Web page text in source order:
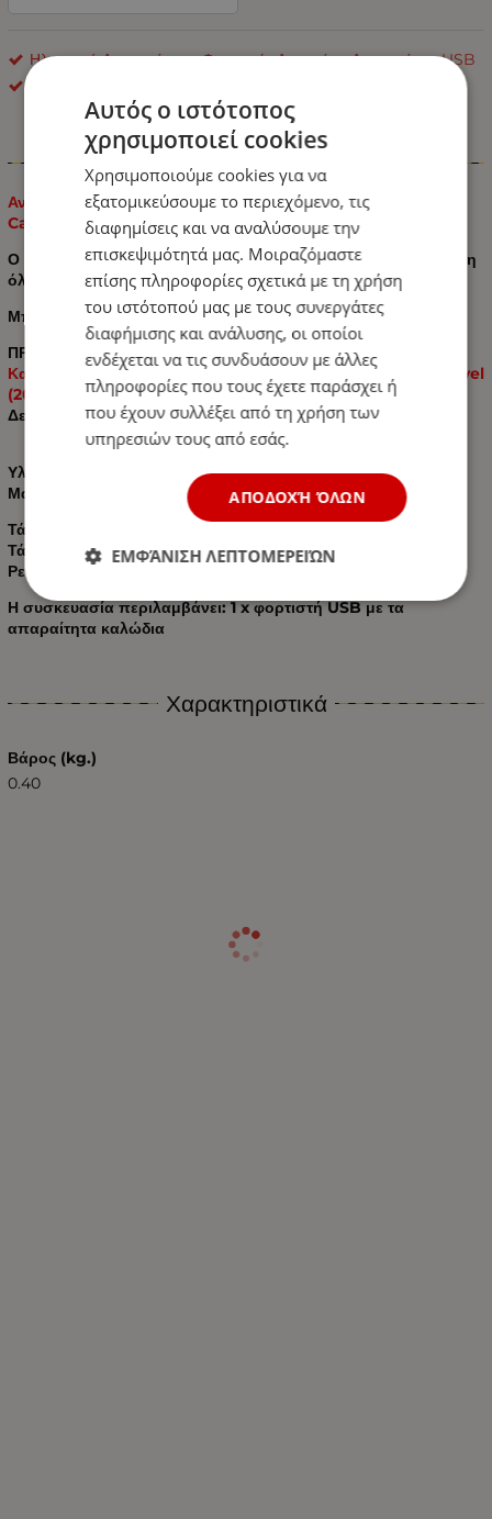
Ηλεκτρικά Αυτοκινήτου - Φορτιστές Αναπτήρα Αυτοκινήτου USB
Πληροφορίες
Αντάπτορας Διπλός USB για Volkswagen VW Transporter
Caravelle Т5 2003 - 2009
Ο φορτιστής έχει ρεύμα εξόδου 4,2 A, κατάλληλος για φόρτιση
όλων των ειδών τηλεφώνων / tablet
Μπλε οπίσθιο φωτισμό LED
ΠΡΟΣΔΙΟΡΙΣΜΟΣ:
Κατάλληλο για Volkswagen Transporter T5 Caravelle Caravel
(2003 - 2009/2010)
Δεν ταιριάζει στις παραλλαγές T5.1 (2009/2011) ή MULTIVAN
Υλικό: πλαστικό ABS
Μαύρο χρώμα
Τάση εισόδου: DC 12V
Τάση εξόδου: DC 5V
Ρεύμα εξόδου: 4,2A
Η συσκευασία περιλαμβάνει: 1 x φορτιστή USB με τα
απαραίτητα καλώδια
Χαρακτηριστικά
Βάρος (kg.)
0.40
Αυτός ο ιστότοπος
χρησιμοποιεί cookies
Χρησιμοποιούμε cookies για να
εξατομικεύσουμε το περιεχόμενο, τις
διαφημίσεις και να αναλύσουμε την
επισκεψιμότητά μας. Μοιραζόμαστε
επίσης πληροφορίες σχετικά με τη χρήση
του ιστότοπού μας με τους συνεργάτες
διαφήμισης και ανάλυσης, οι οποίοι
ενδέχεται να τις συνδυάσουν με άλλες
πληροφορίες που τους έχετε παράσχει ή
που έχουν συλλέξει από τη χρήση των
υπηρεσιών τους από εσάς.
ΑΠΟΔΟΧΉ ΌΛΩΝ
ΕΜΦΆΝΙΣΗ ΛΕΠΤΟΜΕΡΕΙΏΝ